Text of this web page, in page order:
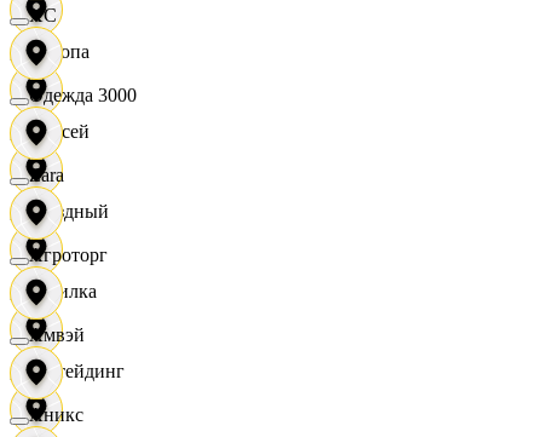
Европа
Елисей
Звездный
Горилка
Ижтейдинг
XC
Одежда 3000
Zara
Агроторг
Амвэй
Аникс